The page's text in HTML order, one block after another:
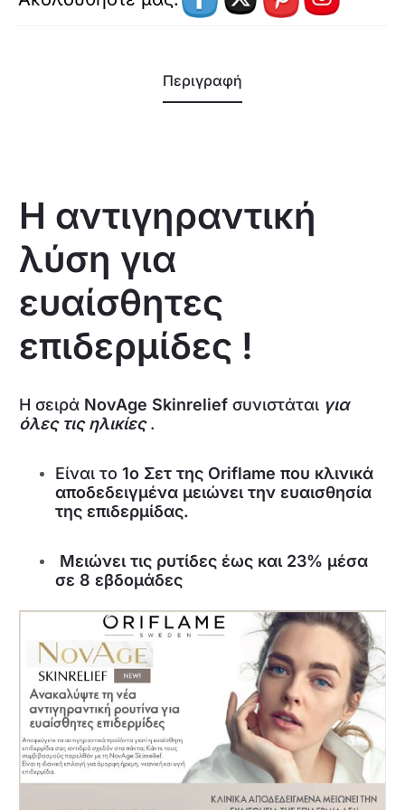
Περιγραφή
Η αντιγηραντική
λύση για
ευαίσθητες
επιδερμίδες !
Η σειρά NovAge Skinrelief συνιστάται για
όλες τις ηλικίες.
Είναι το 1ο Σετ της Oriflame που κλινικά
αποδεδειγμένα μειώνει την ευαισθησία
της επιδερμίδας.
Μειώνει τις ρυτίδες έως και 23% μέσα
σε 8 εβδομάδες